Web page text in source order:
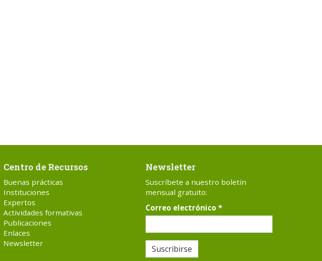
Centro de Recursos
Buenas prácticas
Instituciones
Expertos
Actividades formativas
Publicaciones
Enlaces
Newsletter
Newsletter
Suscríbete a nuestro boletín
mensual gratuito:
Correo electrónico *
Suscribirse